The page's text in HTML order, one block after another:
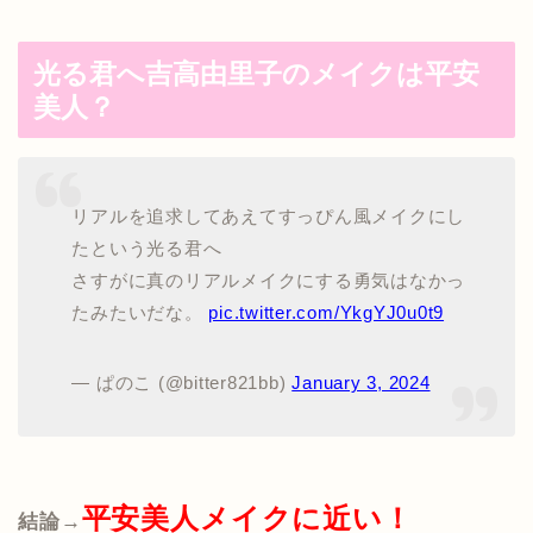
光る君へ吉高由里子のメイクは平安
美人？
リアルを追求してあえてすっぴん風メイクにし
たという光る君へ
さすがに真のリアルメイクにする勇気はなかっ
たみたいだな。 pic.twitter.com/YkgYJ0u0t9
— ぱのこ (@bitter821bb)January 3, 2024
結論→ 平安美人メイクに近い！